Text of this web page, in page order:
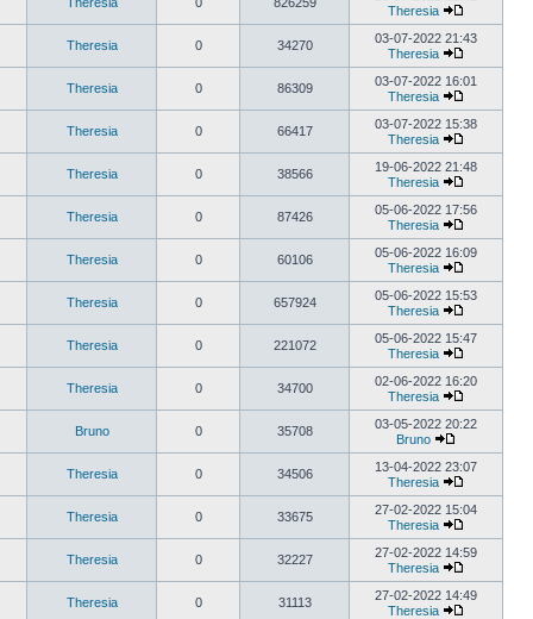
Theresia
Theresia 0 34270
03-07-2022 21:43
Theresia
Theresia 0 86309
03-07-2022 16:01
Theresia
Theresia 0 66417
03-07-2022 15:38
Theresia
Theresia 0 38566
19-06-2022 21:48
Theresia
Theresia 0 87426
05-06-2022 17:56
Theresia
Theresia 0 60106
05-06-2022 16:09
Theresia
Theresia 0 657924
05-06-2022 15:53
Theresia
Theresia 0 221072
05-06-2022 15:47
Theresia
Theresia 0 34700
02-06-2022 16:20
Theresia
Bruno 0 35708
03-05-2022 20:22
Bruno
Theresia 0 34506
13-04-2022 23:07
Theresia
Theresia 0 33675
27-02-2022 15:04
Theresia
Theresia 0 32227
27-02-2022 14:59
Theresia
Theresia 0 31113
27-02-2022 14:49
Theresia